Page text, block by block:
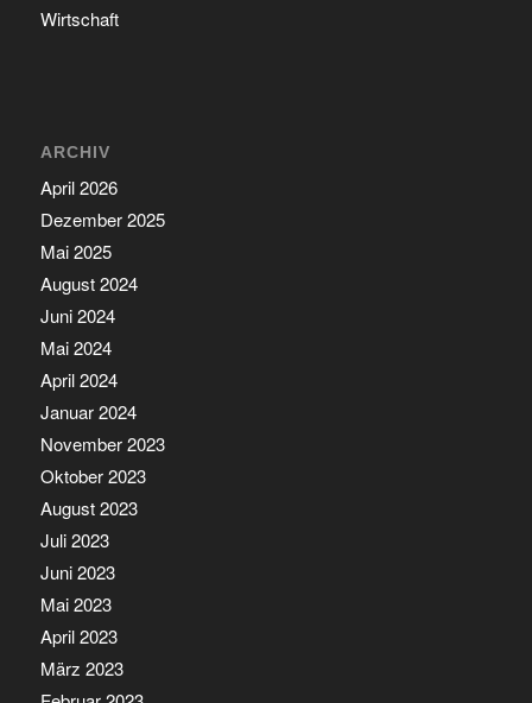
Wirtschaft
ARCHIV
April 2026
Dezember 2025
Mai 2025
August 2024
Juni 2024
Mai 2024
April 2024
Januar 2024
November 2023
Oktober 2023
August 2023
Juli 2023
Juni 2023
Mai 2023
April 2023
März 2023